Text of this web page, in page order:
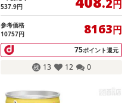
537.9円 円
参考価格
10757円
8163円
75ポイント還元
13 12 0